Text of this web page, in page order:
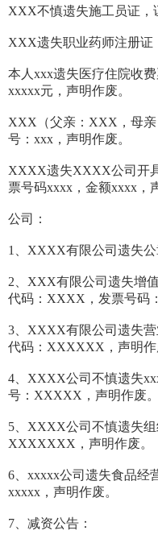
XXX不慎遗失施工员证
XXX遗失职业药师注册
本人xxx遗失医疗住院收
xxxxx元，声明作废。
XXX（父亲：XXX，母
号：xxx，声明作废。
XXXX遗失XXXX公司开
票号码xxxx，金额xxxx，
公司：
1、XXXX有限公司遗失
2、XXX有限公司遗失增
代码：XXXX，发票号码
3、XXXX有限公司遗失
代码：XXXXXX，声明作
4、XXXX公司不慎遗失
号：XXXXX，声明作废。
5、XXXX公司不慎遗失组
XXXXXXX，声明作废。
6、xxxxx公司遗失食品经
xxxxx，声明作废。
7、减资公告：